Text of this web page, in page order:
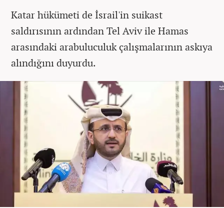
Katar hükümeti de İsrail'in suikast
saldırısının ardından Tel Aviv ile Hamas
arasındaki arabuluculuk çalışmalarının askıya
alındığını duyurdu.